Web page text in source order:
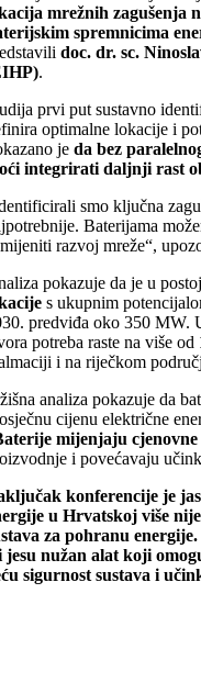
mrežnih zagušenja
spremnicima
doc. dr. sc.
.
prvi put sustavno
optimalne lokacije i
je da bez
integrirati daljnji rast
smo ključna
Baterijama
razvoj mreže“,
pokazuje da je u
s ukupnim
predviđa oko 350 MW.
potreba raste na više od
i na riječkom
analiza pokazuje da
cijenu električne
mijenjaju
i povećavaju
konferencije je
u Hrvatskoj više
za pohranu
jesu nužan alat koji
sigurnost sustava i